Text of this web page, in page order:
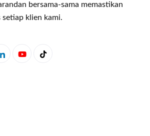
dan bersama-sama memastikan
klien kami.